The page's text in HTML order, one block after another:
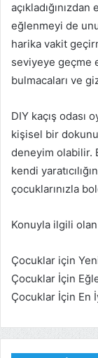
eğlenmeyi de
harika vakit
seviyeye geçme
bulmacaları ve
DIY kaçış odası
kişisel bir
deneyim olabilir.
kendi
çocuklarınızla
Konuyla ilgili
Çocuklar için
Çocuklar İçin
Çocuklar İçin En